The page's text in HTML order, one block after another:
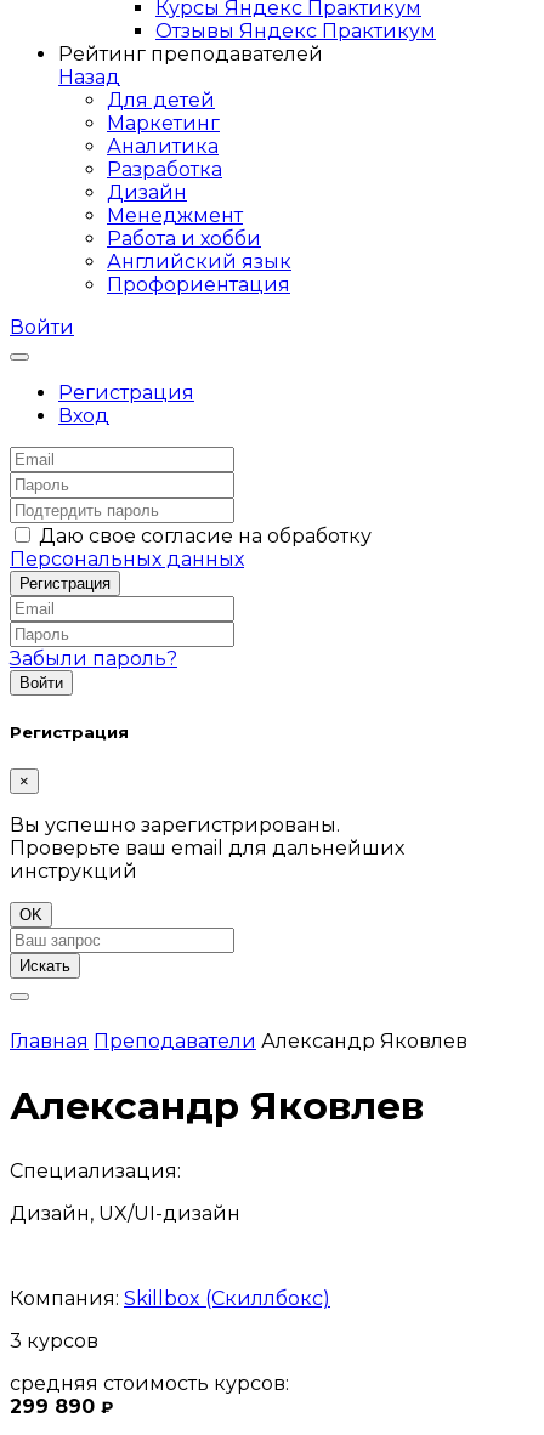
Курсы Яндекс Практикум
Отзывы Яндекс Практикум
Рейтинг преподавателей
Назад
Для детей
Маркетинг
Аналитика
Разработка
Дизайн
Менеджмент
Работа и хобби
Английский язык
Профориентация
Войти
Регистрация
Вход
Даю свое согласие на обработку
Персональных данных
Забыли пароль?
Регистрация
×
Вы успешно зарегистрированы.
Проверьте ваш email для дальнейших
инструкций
OK
Искать
Главная Преподаватели Александр Яковлев
Александр Яковлев
Специализация:
Дизайн, UX/UI-дизайн
Компания: Skillbox (Скиллбокс)
3 курсов
средняя стоимость курсов:
299 890 ₽